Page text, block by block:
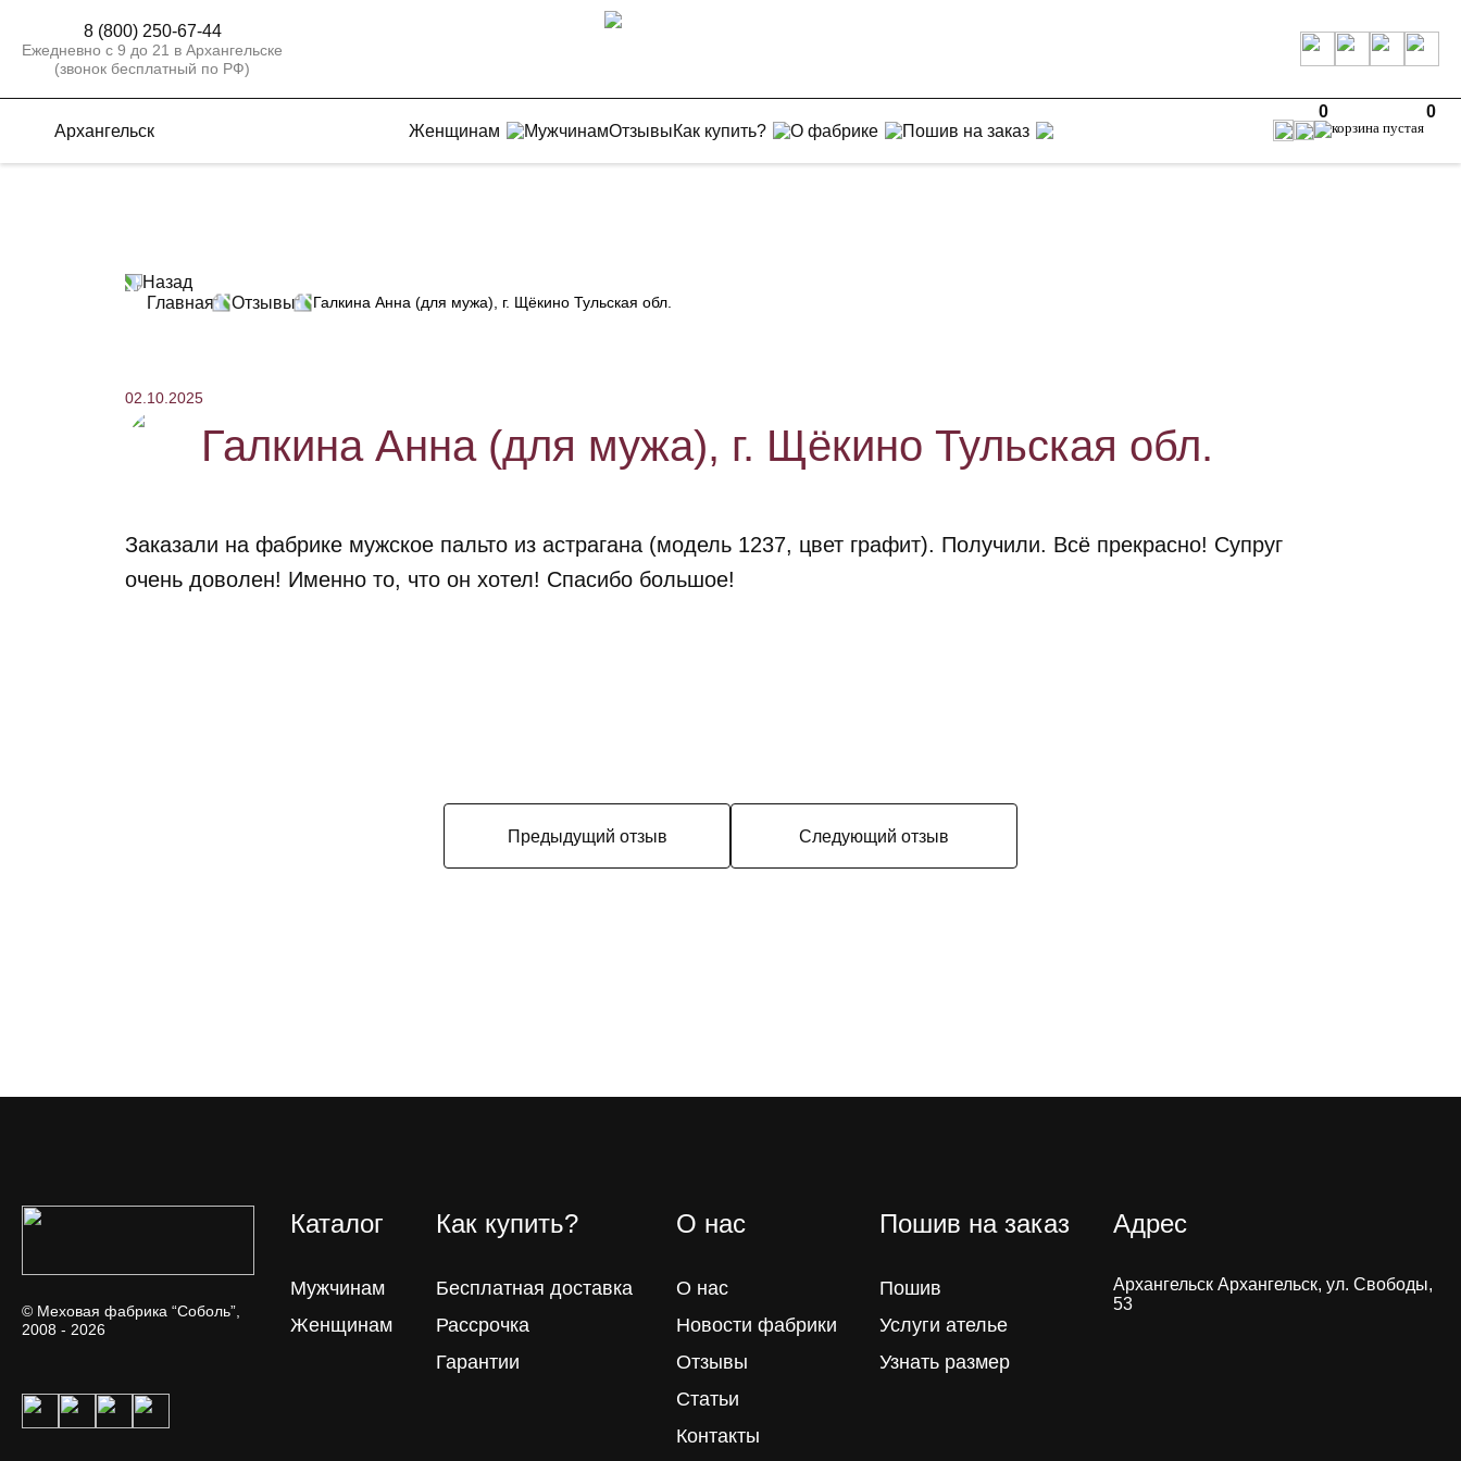
8 (800) 250-67-44
Ежедневно с 9 до 21 в Архангельске
(звонок бесплатный по РФ)
Архангельск Женщинам МужчинамОтзывыКак купить? О фабрике Пошив на заказ
0 0
Назад
Главная
Отзывы Галкина Анна (для мужа), г. Щёкино Тульская обл.
02.10.2025
Галкина Анна (для мужа), г. Щёкино Тульская обл.
Заказали на фабрике мужское пальто из астрагана (модель 1237, цвет графит). Получили. Всё прекрасно! Супруг
очень доволен! Именно то, что он хотел! Спасибо большое!
Предыдущий отзыв Следующий отзыв
© Меховая фабрика “Соболь”,
2008 - 2026
Каталог
Мужчинам
Женщинам
Как купить?
Бесплатная доставка
Рассрочка
Гарантии
О нас
О нас
Новости фабрики
Отзывы
Статьи
Контакты
Пошив на заказ
Пошив
Услуги ателье
Узнать размер
Адрес
Архангельск Архангельск, ул. Свободы,
53